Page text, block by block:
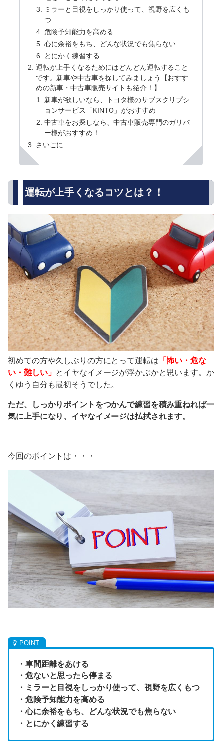
ミラーと目視をしっかり使って、視野を広くも
つ
危険予知能力を高める
心に余裕をもち、どんな状況でも焦らない
とにかく練習する
運転が上手くなるためにはどんどん運転すること
です。新車や中古車を探してみましょう【おすす
めの新車・中古車販売サイトも紹介！】
新車が欲しいなら、トヨタ様のサブスクリプシ
ョンサービス「KINTO」がおすすめ
中古車をお探しなら、中古車販売専門のガリバ
ー様がおすすめ！
さいごに
運転が上手くなるコツとは？！
初めての方や久しぶりの方にとって運転は 「怖い・危な
い・難しい」 とイヤなイメージが浮かぶかと思います。か
くゆう自分も最初そうでした。
ただ、しっかりポイントをつかんで練習を積み重ねれば一
気に上手になり、イヤなイメージは払拭されます。
今回のポイントは・・・
・車間距離をあける
・危ないと思ったら停まる
・ミラーと目視をしっかり使って、視野を広くもつ
・危険予知能力を高める
・心に余裕をもち、どんな状況でも焦らない
・とにかく練習する